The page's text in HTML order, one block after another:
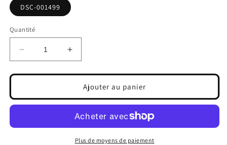
DSC-001499
Quantité
Réduire
la
quantité
DSC-
001499
Panel
Augmenter
la
quantité
DSC-
001499
Control
Panel
Door
Ajouter au panier
Plus de moyens de paiement